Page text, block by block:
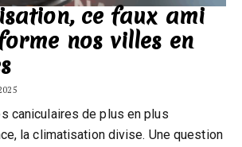
ce faux ami
nos villes en
caniculaires de plus en plus
la climatisation divise. Une question